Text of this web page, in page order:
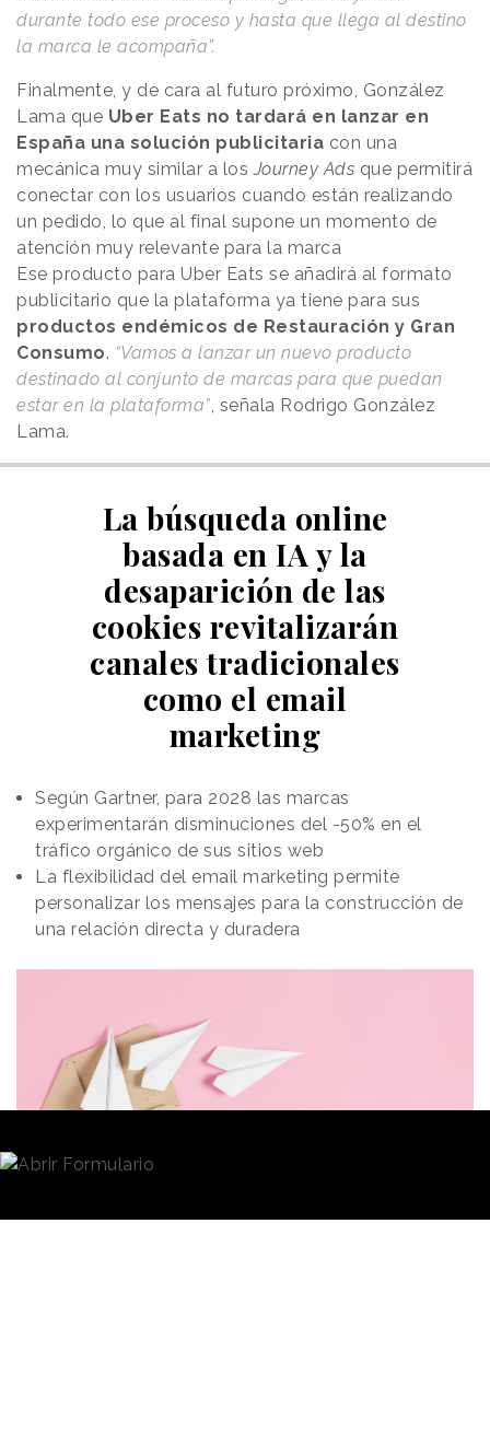
durante todo ese proceso y hasta que llega al destino
la marca le acompaña”.
Finalmente, y de cara al futuro próximo, González
Lama que Uber Eats no tardará en lanzar en
España una solución publicitaria con una
mecánica muy similar a losJourney Ads que permitirá
conectar con los usuarios cuando están realizando
un pedido, lo que al final supone un momento de
atención muy relevante para la marca
Ese producto para Uber Eats se añadirá al formato
publicitario que la plataforma ya tiene para sus
productos endémicos de Restauración y Gran
Consumo. “Vamos a lanzar un nuevo producto
destinado al conjunto de marcas para que puedan
estar en la plataforma”, señala Rodrigo González
Lama.
La búsqueda online
basada en IA y la
desaparición de las
cookies revitalizarán
canales tradicionales
como el email
marketing
Según Gartner, para 2028 las marcas
experimentarán disminuciones del -50% en el
tráfico orgánico de sus sitios web
La flexibilidad del email marketing permite
personalizar los mensajes para la construcción de
una relación directa y duradera